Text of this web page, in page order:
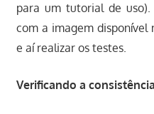
para um tutorial de
com a imagem
e aí realizar os testes.
Verificando a